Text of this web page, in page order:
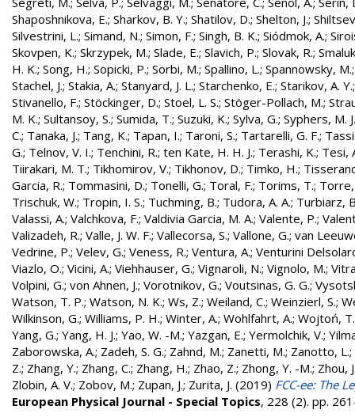
Shaposhnikova, E.; Sharkov, B. Y.; Shatilov, D.; Shelton, J.;
Silvestrini, L.; Simand, N.; Simon, F.; Singh, B. K.; Siódmok, A.;
Skovpen, K.; Skrzypek, M.; Slade, E.; Slavich, P.; Slovak, R.;
H. K.; Song, H.; Sopicki, P.; Sorbi, M.; Spallino, L.; Spannowsky, M.
Stachel, J.; Stakia, A.; Stanyard, J. L.; Starchenko, E.; Starikov, A. Y.
Stivanello, F.; Stöckinger, D.; Stoel, L. S.; Stöger-Pollach, M.;
M. K.; Sultansoy, S.; Sumida, T.; Suzuki, K.; Sylva, G.; Syphers, M. J.
C.; Tanaka, J.; Tang, K.; Tapan, I.; Taroni, S.; Tartarelli, G. F.;
G.; Telnov, V. I.; Tenchini, R.; ten Kate, H. H. J.; Terashi, K.; Tesi,
Tiirakari, M. T.; Tikhomirov, V.; Tikhonov, D.; Timko, H.;
Garcia, R.; Tommasini, D.; Tonelli, G.; Toral, F.; Torims, T.;
Trischuk, W.; Tropin, I. S.; Tuchming, B.; Tudora, A. A.; Turbiarz,
Valassi, A.; Valchkova, F.; Valdivia Garcia, M. A.; Valente, P.;
Valizadeh, R.; Valle, J. W. F.; Vallecorsa, S.; Vallone, G.; van
Vedrine, P.; Velev, G.; Veness, R.; Ventura, A.; Venturini
Viazlo, O.; Vicini, A.; Viehhauser, G.; Vignaroli, N.; Vignolo, M.;
Volpini, G.; von Ahnen, J.; Vorotnikov, G.; Voutsinas, G. G.;
Watson, T. P.; Watson, N. K.; Ws, Z.; Weiland, C.; Weinzierl, S.;
Wilkinson, G.; Williams, P. H.; Winter, A.; Wohlfahrt, A.; Wojtoń, T.
Yang, G.; Yang, H. J.; Yao, W. -M.; Yazgan, E.; Yermolchik, V.;
Zaborowska, A.; Zadeh, S. G.; Zahnd, M.; Zanetti, M.; Zanotto, L.;
Z.; Zhang, Y.; Zhang, C.; Zhang, H.; Zhao, Z.; Zhong, Y. -M.; Zhou,
Zlobin, A. V.; Zobov, M.; Zupan, J.; Zurita, J. (2019) FCC-ee: The
European Physical Journal - Special Topics, 228 (2). pp.